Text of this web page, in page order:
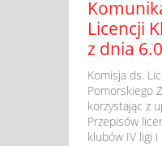
Licencji
z dnia
Komisja ds.
Pomorskiego
korzystając z
Przepisów
klubów IV ligi i